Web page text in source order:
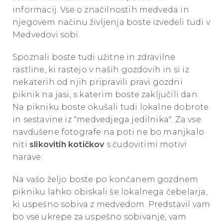
informacij. Vse o značilnostih medveda in
njegovem načinu življenja boste izvedeli tudi v
Medvedovi sobi.
Spoznali boste tudi užitne in zdravilne
rastline, ki rastejo v naših gozdovih in si iz
nekaterih od njih pripravili pravi gozdni
piknik na jasi, s katerim boste zaključili dan.
Na pikniku boste okušali tudi lokalne dobrote
in sestavine iz "medvedjega jedilnika". Za vse
navdušene fotografe na poti ne bo manjkalo
niti slikovitih kotičkov s čudovitimi motivi
narave.
Na vašo željo boste po končanem gozdnem
pikniku lahko obiskali še lokalnega čebelarja,
ki uspešno sobiva z medvedom. Predstavil vam
bo vse ukrepe za uspešno sobivanje, vam